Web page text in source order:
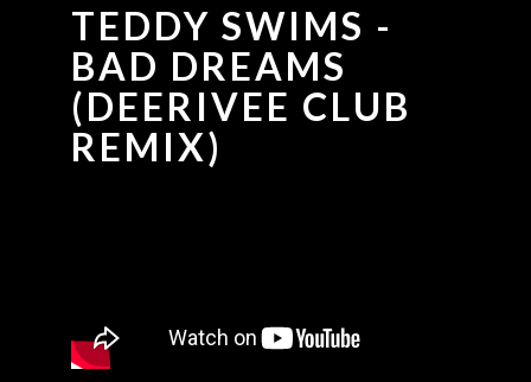
TEDDY SWIMS -
BAD DREAMS
(DEERIVEE CLUB
REMIX)